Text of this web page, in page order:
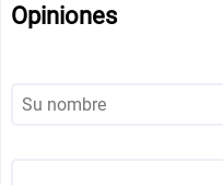
Opiniones